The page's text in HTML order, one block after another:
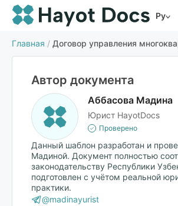
Ру
Главная / Договор управления
Автор документа
Аббасова Мадина
Юрист HayotDocs
Проверено
Данный шаблон разработан и
Мадиной. Документ полностью
законодательству Республики
подготовлен с учётом реальной
практики.
@madinayurist